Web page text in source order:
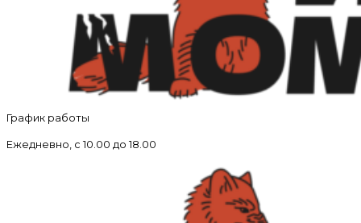
График работы
Ежедневно, с 10.00 до 18.00